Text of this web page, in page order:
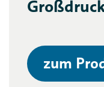
zum